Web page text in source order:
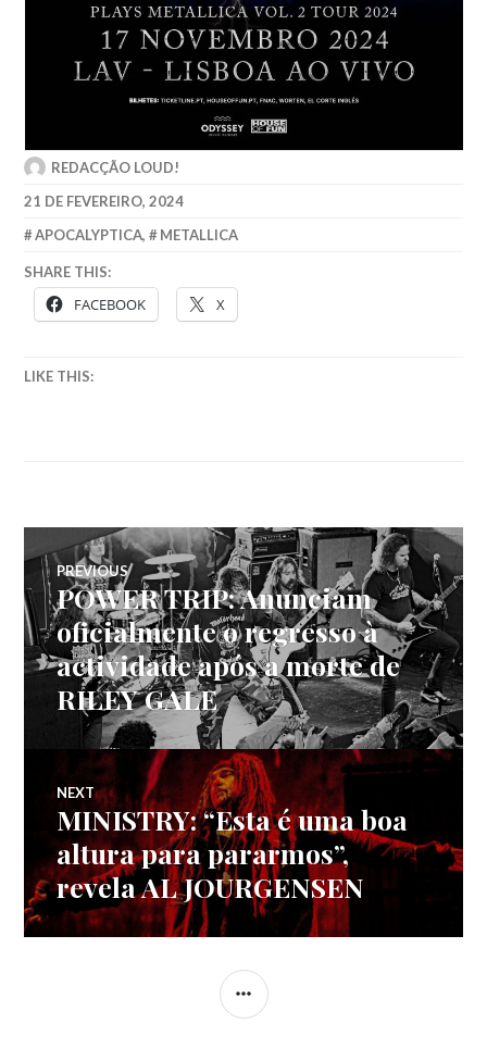
REDACÇÃO LOUD!
21 DE FEVEREIRO, 2024
APOCALYPTICA, METALLICA
SHARE THIS:
FACEBOOK X
LIKE THIS:
Navegação
de
artigos
PREVIOUS
Previous
post:
POWER TRIP: Anunciam
oficialmente o regresso à
actividade após a morte de
RILEY GALE
NEXT
Next
post:
MINISTRY: “Esta é uma boa
altura para pararmos”,
revela AL JOURGENSEN
SIDEBAR